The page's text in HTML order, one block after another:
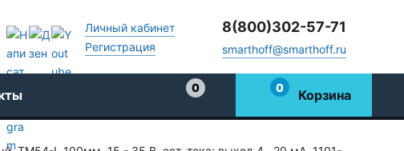
Личный кабинет
Регистрация
8(800)302-57-71
smarthoff@smarthoff.ru
0
0 Корзина